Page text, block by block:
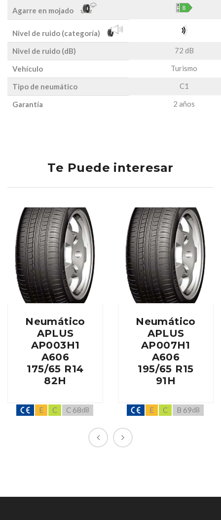
Agarre en mojado
Nivel de ruido (categoría)
Nivel de ruido (dB)
72 dB
Vehículo Turismo
Tipo de neumático C1
Garantía 2 años
Te Puede interesar
Neumático
APLUS
AP003H1
A606
175/65 R14
82H
E C C 68dB
Neumático
APLUS
AP007H1
A606
195/65 R15
91H
E C B 69dB